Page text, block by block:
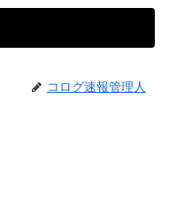
コログ速報管理人